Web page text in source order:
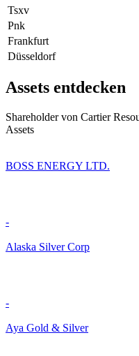
Tsxv
Pnk
Frankfurt
Düsseldorf
Assets entdecken
Shareholder von Cartier
Assets
BOSS ENERGY LTD.
-
Alaska Silver Corp
-
Aya Gold & Silver